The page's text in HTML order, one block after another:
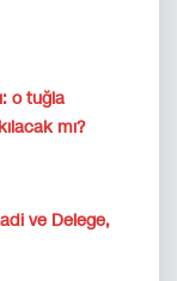
o tuğla
mı?
ve Delege,